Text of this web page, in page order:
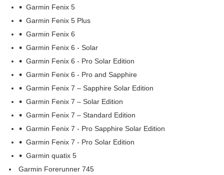
Garmin Fenix 5
Garmin Fenix 5 Plus
Garmin Fenix 6
Garmin Fenix 6 - Solar
Garmin Fenix 6 - Pro Solar Edition
Garmin Fenix 6 - Pro and Sapphire
Garmin Fenix 7 – Sapphire Solar Edition
Garmin Fenix 7 – Solar Edition
Garmin Fenix 7 – Standard Edition
Garmin Fenix 7 - Pro Sapphire Solar Edition
Garmin Fenix 7 - Pro Solar Edition
Garmin quatix 5
Garmin Forerunner 745